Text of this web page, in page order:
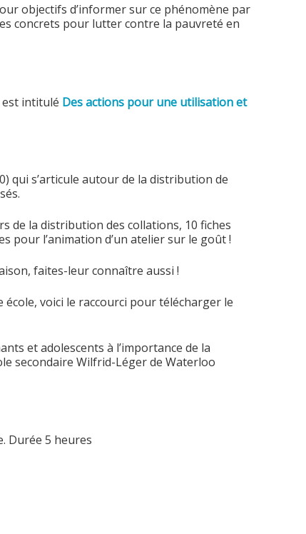
objectifs d’informer sur ce phénomène par
concrets pour lutter contre la pauvreté en
est intitulé Des actions pour une utilisation et
qui s’articule autour de la distribution de
de la distribution des collations, 10 fiches
pour l’animation d’un atelier sur le goût !
faites-leur connaître aussi !
voici le raccourci pour télécharger le
et adolescents à l’importance de la
secondaire Wilfrid-Léger de Waterloo
Durée 5 heures